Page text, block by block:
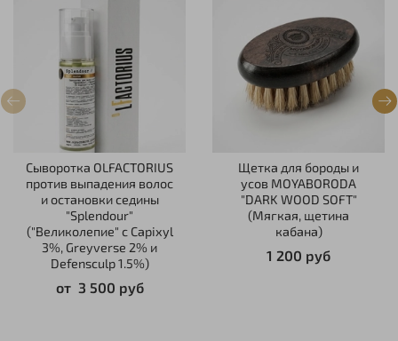
Сыворотка OLFACTORIUS
против выпадения волос
и остановки седины
"Splendour"
("Великолепие" с Capixyl
3%, Greyverse 2% и
Defensculp 1.5%)
от 3 500 руб
Щетка для бороды и
усов MOYABORODA
"DARK WOOD SOFT"
(Мягкая, щетина
кабана)
1 200 руб